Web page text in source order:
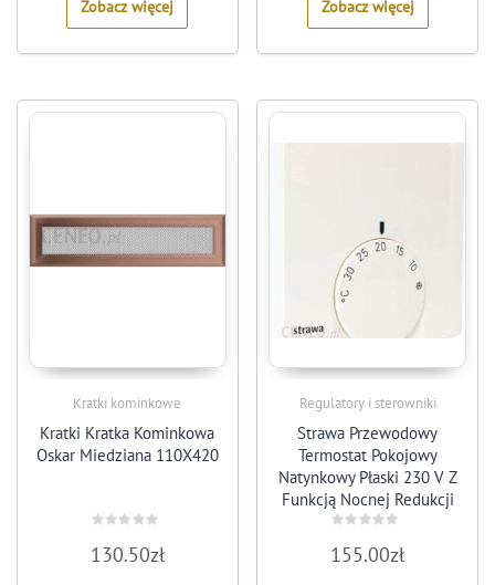
Zobacz więcej Zobacz więcej
Kratki kominkowe
Kratki Kratka Kominkowa
Oskar Miedziana 110X420
0130.50zł
Regulatory i sterowniki
Strawa Przewodowy
Termostat Pokojowy
Natynkowy Płaski 230 V Z
Funkcją Nocnej Redukcji
Temp. (55005142)
0
155.00zł